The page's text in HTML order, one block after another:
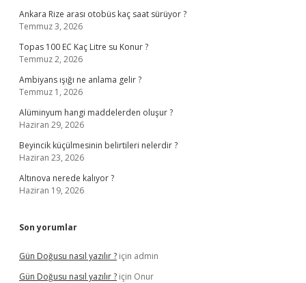
Ankara Rize arası otobüs kaç saat sürüyor ?
Temmuz 3, 2026
Topas 100 EC Kaç Litre su Konur ?
Temmuz 2, 2026
Ambiyans ışığı ne anlama gelir ?
Temmuz 1, 2026
Alüminyum hangi maddelerden oluşur ?
Haziran 29, 2026
Beyincik küçülmesinin belirtileri nelerdir ?
Haziran 23, 2026
Altınova nerede kalıyor ?
Haziran 19, 2026
Son yorumlar
Gün Doğusu nasıl yazılır ? için admin
Gün Doğusu nasıl yazılır ? için Onur